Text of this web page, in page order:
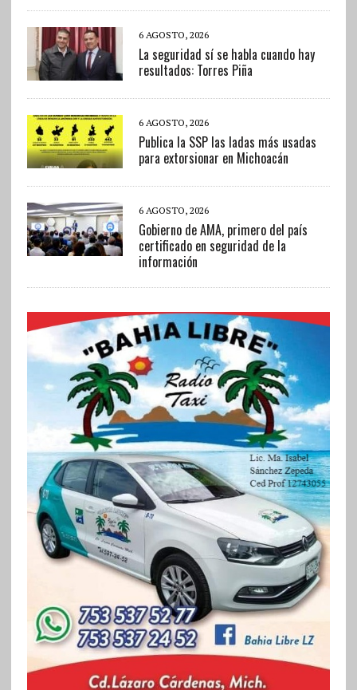
6 AGOSTO, 2026
La seguridad sí se habla cuando hay
resultados: Torres Piña
6 AGOSTO, 2026
Publica la SSP las ladas más usadas
para extorsionar en Michoacán
6 AGOSTO, 2026
Gobierno de AMA, primero del país
certificado en seguridad de la
información